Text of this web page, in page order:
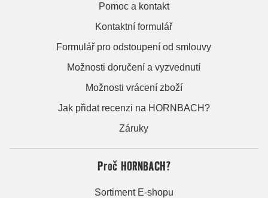
Pomoc a kontakt
Kontaktní formulář
Formulář pro odstoupení od smlouvy
Možnosti doručení a vyzvednutí
Možnosti vrácení zboží
Jak přidat recenzi na HORNBACH?
Záruky
Proč HORNBACH?
Sortiment E-shopu